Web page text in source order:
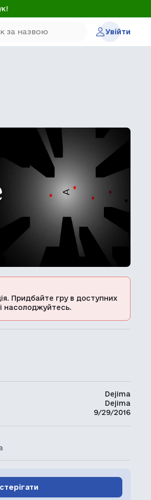
Увійти
Придбайте гру в доступних
насолоджуйтесь.
Dejima
Dejima
9/29/2016